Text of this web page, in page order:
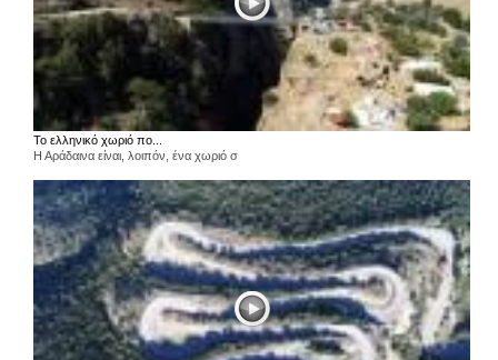
Το ελληνικό χωριό πο...
Η Αράδαινα είναι, λοιπόν, ένα χωριό σ